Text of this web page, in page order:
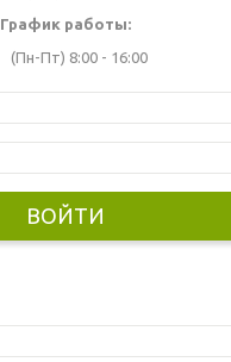
График работы:
(Пн-Пт) 8:00 - 16:00
ВОЙТИ